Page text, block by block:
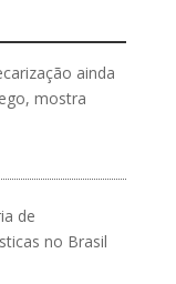
ainda
mostra
de
no Brasil